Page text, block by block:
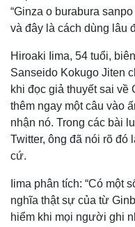
“Ginza o burabura
và đây là cách dùng lâu
Hiroaki Iima, 54 tuổi,
Sanseido Kokugo Jiten
khi đọc giả thuyết sai về
thêm ngay một câu vào
nhận nó. Trong các bài
Twitter, ông đã nói rõ đó
cứ.
Iima phân tích: “Có một
nghĩa thật sự của từ
hiểm khi mọi người ghi